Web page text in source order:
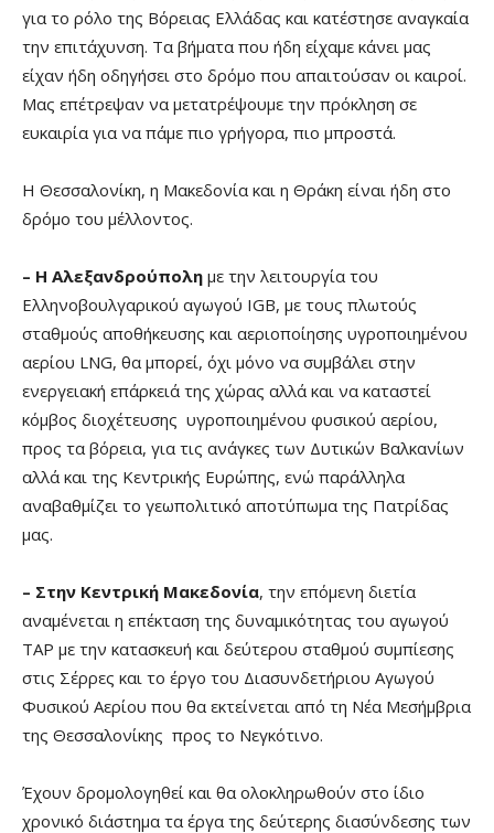
για το ρόλο της Βόρειας Ελλάδας και κατέστησε αναγκαία
την επιτάχυνση. Τα βήματα που ήδη είχαμε κάνει μας
είχαν ήδη οδηγήσει στο δρόμο που απαιτούσαν οι καιροί.
Μας επέτρεψαν να μετατρέψουμε την πρόκληση σε
ευκαιρία για να πάμε πιο γρήγορα, πιο μπροστά.
Η Θεσσαλονίκη, η Μακεδονία και η Θράκη είναι ήδη στο
δρόμο του μέλλοντος.
– Η Αλεξανδρούπολη με την λειτουργία του
Ελληνοβουλγαρικού αγωγού IGB, με τους πλωτούς
σταθμούς αποθήκευσης και αεριοποίησης υγροποιημένου
αερίου LNG, θα μπορεί, όχι μόνο να συμβάλει στην
ενεργειακή επάρκειά της χώρας αλλά και να καταστεί
κόμβος διοχέτευσης υγροποιημένου φυσικού αερίου,
προς τα βόρεια, για τις ανάγκες των Δυτικών Βαλκανίων
αλλά και της Κεντρικής Ευρώπης, ενώ παράλληλα
αναβαθμίζει το γεωπολιτικό αποτύπωμα της Πατρίδας
μας.
– Στην Κεντρική Μακεδονία, την επόμενη διετία
αναμένεται η επέκταση της δυναμικότητας του αγωγού
ΤΑΡ με την κατασκευή και δεύτερου σταθμού συμπίεσης
στις Σέρρες και το έργο του Διασυνδετήριου Αγωγού
Φυσικού Αερίου που θα εκτείνεται από τη Νέα Μεσήμβρια
της Θεσσαλονίκης προς το Νεγκότινο.
Έχουν δρομολογηθεί και θα ολοκληρωθούν στο ίδιο
χρονικό διάστημα τα έργα της δεύτερης διασύνδεσης των